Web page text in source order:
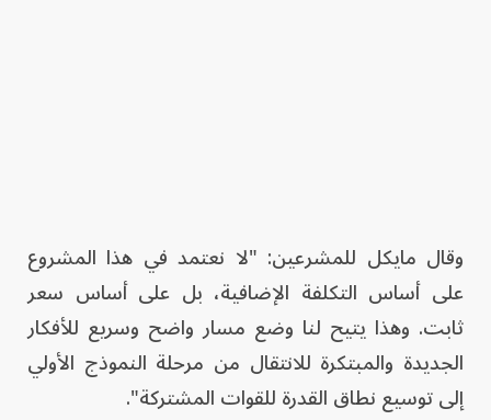
وقال مايكل للمشرعين: "لا نعتمد في هذا المشروع
على أساس التكلفة الإضافية، بل على أساس سعر
ثابت. وهذا يتيح لنا وضع مسار واضح وسريع للأفكار
الجديدة والمبتكرة للانتقال من مرحلة النموذج الأولي
إلى توسيع نطاق القدرة للقوات المشتركة".